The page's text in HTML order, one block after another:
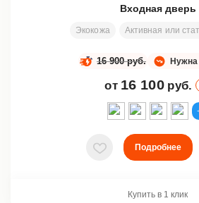
Входная дверь
Экокожа Активная или
Нужна
16 900 руб.
от 16 100 руб.
В избранное
Подробнее
Купить в 1 клик